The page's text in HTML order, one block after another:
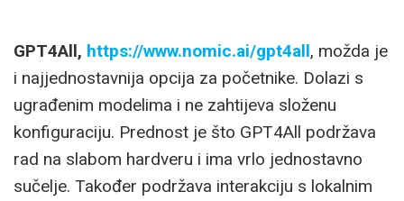
GPT4All, https://www.nomic.ai/gpt4all, možda je
i najjednostavnija opcija za početnike. Dolazi s
ugrađenim modelima i ne zahtijeva složenu
konfiguraciju. Prednost je što GPT4All podržava
rad na slabom hardveru i ima vrlo jednostavno
sučelje. Također podržava interakciju s lokalnim